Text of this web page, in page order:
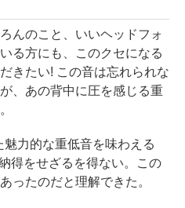
んのこと、いいヘッドフォ
る方にも、このクセになる
きたい! この音は忘れられな
、あの背中に圧を感じる重
力的な重低音を味わえる
得をせざるを得ない。この
ったのだと理解できた。